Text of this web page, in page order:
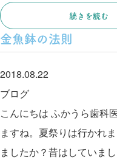
続きを読む
金魚鉢の法則
2018.08.22
ブログ
こんにちは ふかうら歯科
ますね。夏祭りは行かれ
ましたか？昔はしていま